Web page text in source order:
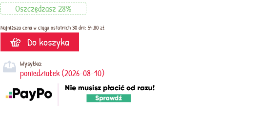
Oszczędzasz 28%
Najniższa cena w ciągu ostatnich 30 dni: 54,80 zł
Do koszyka
Wysyłka:
poniedziałek (2026-08-10)